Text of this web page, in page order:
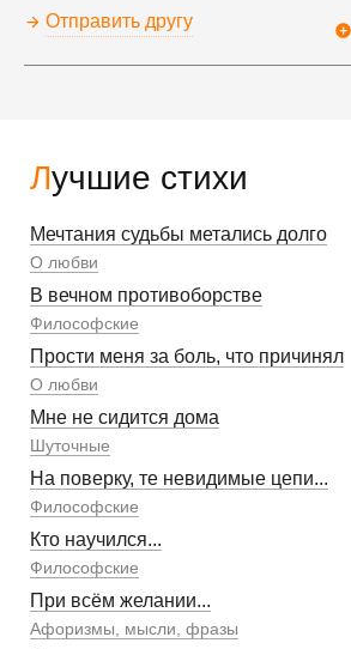
Лучшие стихи
Мечтания судьбы метались долго
О любви
В вечном противоборстве
Философские
Прости меня за боль, что причинял
О любви
Мне не сидится дома
Шуточные
На поверку, те невидимые цепи...
Философские
Кто научился...
Философские
При всём желании...
Афоризмы, мысли, фразы
Отправить другу